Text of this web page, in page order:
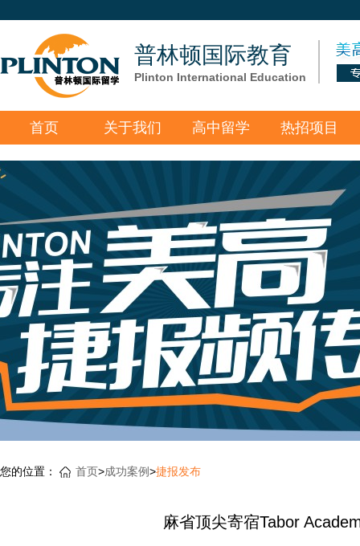
普林顿国际教育
Plinton International Education
首页 关于我们 高中留学 热招项目
您的位置： 首页>成功案例>捷报发布
麻省顶尖寄宿Tabor